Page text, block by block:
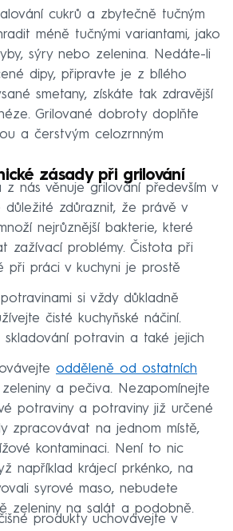
cukrů a zbytečně tučným
méně tučnými variantami, jako
sýry nebo zelenina. Nedáte-li
dipy, připravte je z bílého
smetany, získáte tak zdravější
Grilované dobroty doplňte
a čerstvým celozrnným
zásady při grilování
z nás věnuje grilování především v
důležité zdůraznit, že právě v
nejrůznější bakterie, které
zažívací problémy. Čistota při
při práci v kuchyni je prostě
si vždy důkladně
čisté kuchyňské náčiní.
skladování potravin a také jejich
odděleně od ostatních
a pečiva. Nezapomínejte
potraviny a potraviny již určené
zpracovávat na jednom místě,
kontaminaci. Není to nic
například krájecí prkénko, na
syrové maso, nebudete
zeleniny na salát a podobně.
produkty uchovávejte v